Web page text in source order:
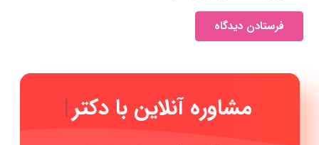
فرستادن دیدگاه
مشاوره آنلای|